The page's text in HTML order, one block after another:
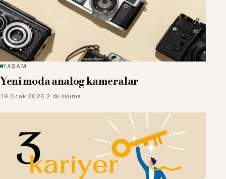
YAŞAM
Yeni moda analog kameralar
19 Ocak 2026 ·2 dk okuma